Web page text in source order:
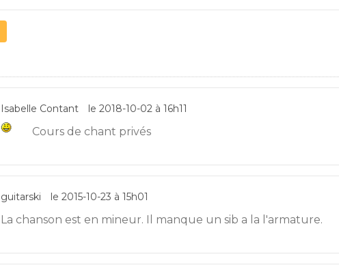
Isabelle Contant le 2018-10-02 à 16h11
Cours de chant privés
guitarski le 2015-10-23 à 15h01
La chanson est en mineur. Il manque un sib a la l'armature.